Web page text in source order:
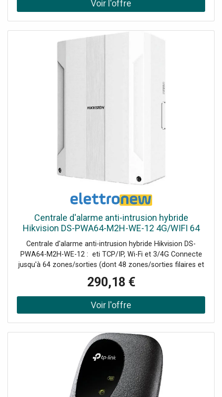
2.1 et DisplayPort 1.4 Ergonomie complète avec réglage
Centrale d'alarme anti-intrusion hybride
Hikvision DS-PWA64-M2H-WE-12 4G/WIFI 64
zones 302402023
Centrale d'alarme anti-intrusion hybride Hikvision DS-
PWA64-M2H-WE-12 : eti TCP/IP, Wi-Fi et 3/4G Connecte
jusqu'à 64 zones/sorties (dont 48 zones/sorties filaires et
PIRCAM intégrées), 48 télécommandes sans fil, 4
répéteurs, 6 sirènes, 8 lecteurs d'étiquettes et claviers.
Prend en charge jusqu'à 48 utilisateurs du réseau, dont 1
installateur, 1 administrateur et 46 utilisateurs normaux.
290,18 €